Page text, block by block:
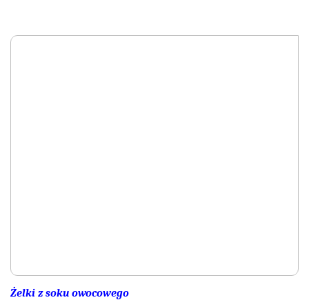
Żelki z soku owocowego